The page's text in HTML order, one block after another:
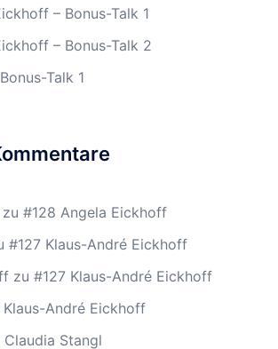
– Bonus-Talk 1
– Bonus-Talk 2
Talk 1
zu #128 Angela Eickhoff
#127 Klaus-André Eickhoff
zu #127 Klaus-André Eickhoff
Klaus-André Eickhoff
Claudia Stangl